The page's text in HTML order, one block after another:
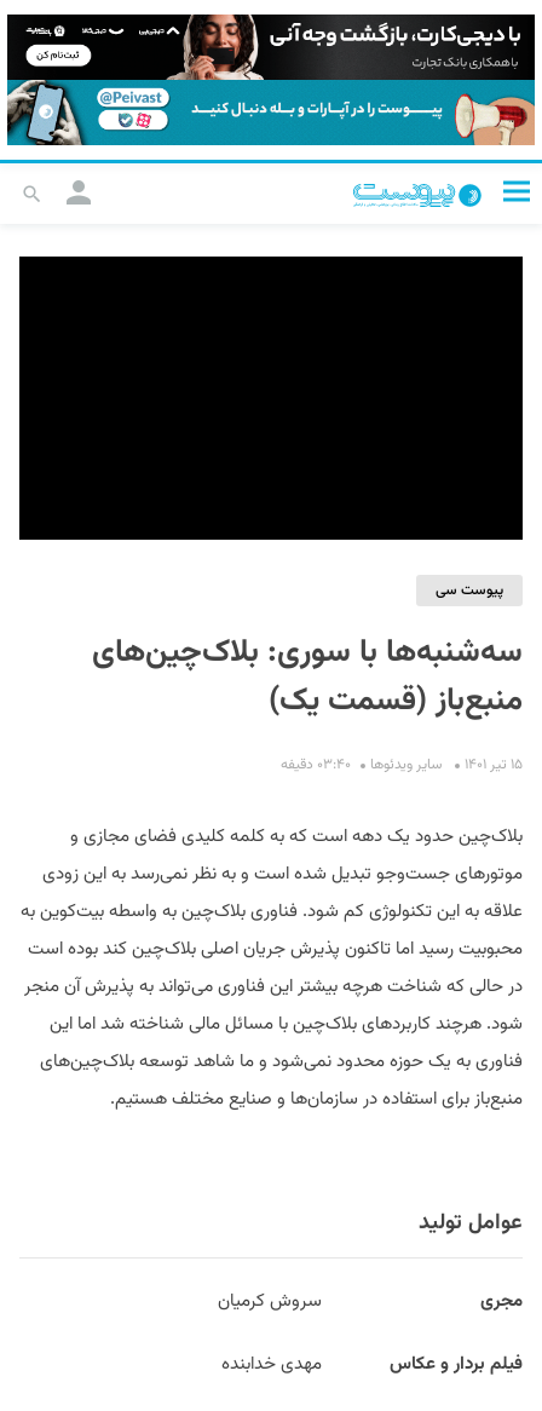
پیوست سی
سه‌شنبه‌ها با سوری: بلاک‌چین‌های
منبع‌باز (قسمت یک)
۱۵ تیر ۱۴۰۱ سایر ویدئو‌ها ۰۳:۴۰ دقیفه
بلاک‌چین حدود یک دهه است که به کلمه کلیدی فضای مجازی و
موتور‌های جست‌وجو تبدیل شده است و به نظر نمی‌رسد به این زودی
علاقه به این تکنولوژی کم شود. فناوری بلاک‌چین به واسطه بیت‌کوین به
محبوبیت رسید اما تاکنون پذیرش جریان اصلی بلاک‌چین کند بوده است
در حالی که شناخت هرچه بیشتر این فناوری می‌تواند به پذیرش آن منجر
شود. هرچند کاربردهای بلاک‌چین با مسائل مالی شناخته شد اما این
فناوری به یک حوزه محدود نمی‌شود و ما شاهد توسعه بلاک‌چین‌های
منبع‌باز برای استفاده در سازمان‌ها و صنایع مختلف هستیم.
عوامل تولید
مجری سروش کرمیان
فیلم بردار و عکاس مهدی خدابنده